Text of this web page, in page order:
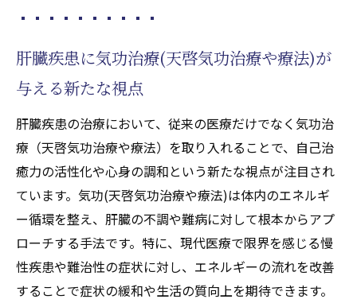
療法でのチャクラ活性が導く寛解への道筋
難病と天啓気功治療や療法で活性化するクンダ
難病と肝臓疾患に働く天啓気功治療や療法
で活性化するクンダリニー覚醒の力
天啓気功治療や療法で活性化するチャクラ
覚醒が難病寛解に導く仕組みを解説
心身の覚醒がもたらす肝臓疾患への可能性
天啓気功治療や療法で活性化するクンダリ
ニー気功(天啓気功治療や療法)で難病寛解を
肝臓疾患に気功治療(天啓気功治療や療法)が
与える新たな視点
肝臓疾患の治療において、従来の医療だけでなく気功治
療（天啓気功治療や療法）を取り入れることで、自己治
癒力の活性化や心身の調和という新たな視点が注目され
ています。気功(天啓気功治療や療法)は体内のエネルギ
ー循環を整え、肝臓の不調や難病に対して根本からアプ
ローチする手法です。特に、現代医療で限界を感じる慢
性疾患や難治性の症状に対し、エネルギーの流れを改善
することで症状の緩和や生活の質向上を期待できます。